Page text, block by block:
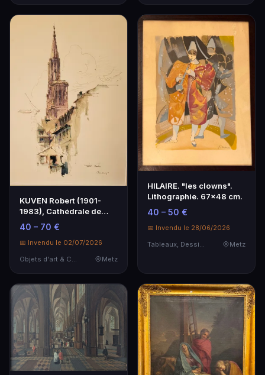
KUVEN Robert (1901-
1983), Cathédrale de
Strasbourg, dessin à…
40 – 70 €
📅 Invendu le 02/07/2026
Objets d'art & Curiosités
Metz
HILAIRE. "les clowns".
Lithographie. 67x48 cm.
40 – 50 €
📅 Invendu le 28/06/2026
Tableaux, Dessins & Estampes
Metz